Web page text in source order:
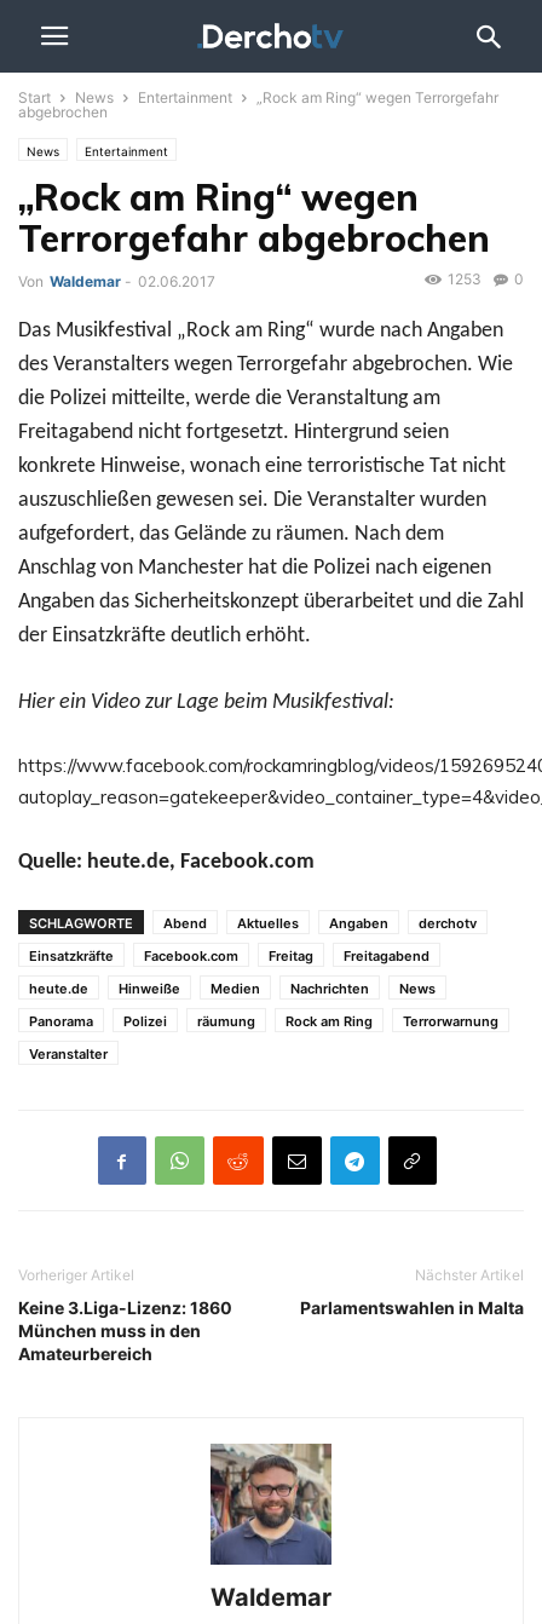
Start News Entertainment
„Rock am Ring“ wegen Terrorgefahr
abgebrochen
News Entertainment
„Rock am Ring“ wegen
Terrorgefahr abgebrochen
Von Waldemar - 02.06.2017 0
1253
Das Musikfestival „Rock am Ring“ wurde nach Angaben
des Veranstalters wegen Terrorgefahr abgebrochen. Wie
die Polizei mitteilte, werde die Veranstaltung am
Freitagabend nicht fortgesetzt. Hintergrund seien
konkrete Hinweise, wonach eine terroristische Tat nicht
auszuschließen gewesen sei. Die Veranstalter wurden
aufgefordert, das Gelände zu räumen. Nach dem
Anschlag von Manchester hat die Polizei nach eigenen
Angaben das Sicherheitskonzept überarbeitet und die Zahl
der Einsatzkräfte deutlich erhöht.
Hier ein Video zur Lage beim Musikfestival:
https://www.facebook.com/rockamringblog/videos/
Quelle: heute.de, Facebook.com
SCHLAGWORTE Abend Aktuelles Angaben
derchotv
Einsatzkräfte
Facebook.com Freitag
Freitagabend
heute.de
Hinweiße Medien Nachrichten
News
Panorama
Polizei räumung Rock am Ring
Terrorwarnung
Veranstalter
Vorheriger Artikel
Keine 3.Liga-Lizenz: 1860
München muss in den
Amateurbereich
Nächster Artikel
Parlamentswahlen in Malta
Waldemar